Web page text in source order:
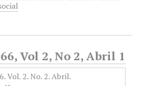
Vol 2, No 2, Abril 1